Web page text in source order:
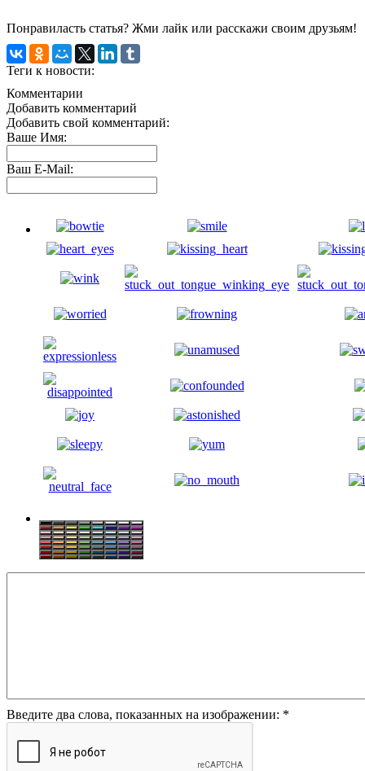
Понравиласть статья? Жми лайк или расскажи своим друзьям!
Теги к новости:
Комментарии
Добавить комментарий
Добавить свой комментарий:
Ваше Имя:
Ваш E-Mail:
Введите два слова, показанных на изображении: *